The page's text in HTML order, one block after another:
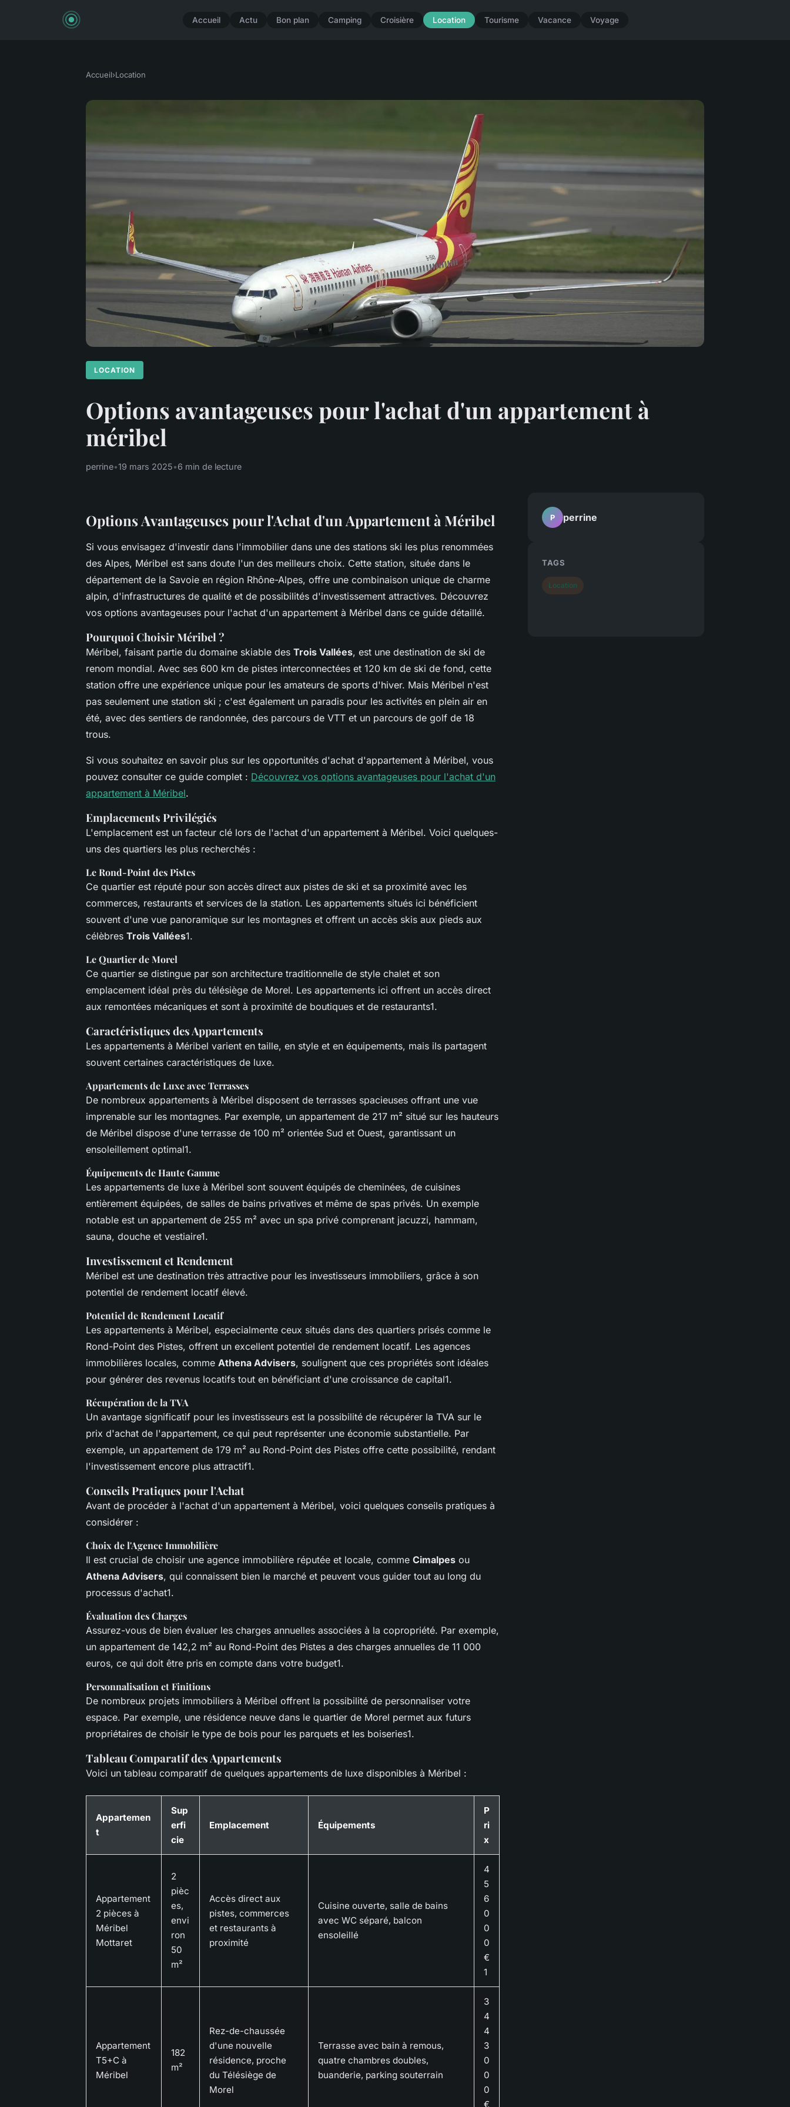
Accueil Actu Bon plan Camping Croisière Location Tourisme Vacance Voyage
Accueil›Location
LOCATION
Options avantageuses pour l'achat d'un appartement à
méribel
perrine•19 mars 2025•6 min de lecture
Options Avantageuses pour l'Achat d'un Appartement à Méribel
Si vous envisagez d'investir dans l'immobilier dans une des stations ski les plus renommées
des Alpes, Méribel est sans doute l'un des meilleurs choix. Cette station, située dans le
département de la Savoie en région Rhône-Alpes, offre une combinaison unique de charme
alpin, d'infrastructures de qualité et de possibilités d'investissement attractives. Découvrez
vos options avantageuses pour l'achat d'un appartement à Méribel dans ce guide détaillé.
Pourquoi Choisir Méribel ?
Méribel, faisant partie du domaine skiable des Trois Vallées, est une destination de ski de
renom mondial. Avec ses 600 km de pistes interconnectées et 120 km de ski de fond, cette
station offre une expérience unique pour les amateurs de sports d'hiver. Mais Méribel n'est
pas seulement une station ski ; c'est également un paradis pour les activités en plein air en
été, avec des sentiers de randonnée, des parcours de VTT et un parcours de golf de 18
trous.
Si vous souhaitez en savoir plus sur les opportunités d'achat d'appartement à Méribel, vous
pouvez consulter ce guide complet : Découvrez vos options avantageuses pour l'achat d'un
appartement à Méribel.
Emplacements Privilégiés
L'emplacement est un facteur clé lors de l'achat d'un appartement à Méribel. Voici quelques-
uns des quartiers les plus recherchés :
Le Rond-Point des Pistes
Ce quartier est réputé pour son accès direct aux pistes de ski et sa proximité avec les
commerces, restaurants et services de la station. Les appartements situés ici bénéficient
souvent d'une vue panoramique sur les montagnes et offrent un accès skis aux pieds aux
célèbres Trois Vallées1.
Le Quartier de Morel
Ce quartier se distingue par son architecture traditionnelle de style chalet et son
emplacement idéal près du télésiège de Morel. Les appartements ici offrent un accès direct
aux remontées mécaniques et sont à proximité de boutiques et de restaurants1.
Caractéristiques des Appartements
Les appartements à Méribel varient en taille, en style et en équipements, mais ils partagent
souvent certaines caractéristiques de luxe.
Appartements de Luxe avec Terrasses
De nombreux appartements à Méribel disposent de terrasses spacieuses offrant une vue
imprenable sur les montagnes. Par exemple, un appartement de 217 m² situé sur les hauteurs
de Méribel dispose d'une terrasse de 100 m² orientée Sud et Ouest, garantissant un
ensoleillement optimal1.
Équipements de Haute Gamme
Les appartements de luxe à Méribel sont souvent équipés de cheminées, de cuisines
entièrement équipées, de salles de bains privatives et même de spas privés. Un exemple
notable est un appartement de 255 m² avec un spa privé comprenant jacuzzi, hammam,
sauna, douche et vestiaire1.
Investissement et Rendement
Méribel est une destination très attractive pour les investisseurs immobiliers, grâce à son
potentiel de rendement locatif élevé.
Potentiel de Rendement Locatif
Les appartements à Méribel, especialmente ceux situés dans des quartiers prisés comme le
Rond-Point des Pistes, offrent un excellent potentiel de rendement locatif. Les agences
immobilières locales, comme Athena Advisers, soulignent que ces propriétés sont idéales
pour générer des revenus locatifs tout en bénéficiant d'une croissance de capital1.
Récupération de la TVA
Un avantage significatif pour les investisseurs est la possibilité de récupérer la TVA sur le
prix d'achat de l'appartement, ce qui peut représenter une économie substantielle. Par
exemple, un appartement de 179 m² au Rond-Point des Pistes offre cette possibilité, rendant
l'investissement encore plus attractif1.
Conseils Pratiques pour l'Achat
Avant de procéder à l'achat d'un appartement à Méribel, voici quelques conseils pratiques à
considérer :
Choix de l'Agence Immobilière
Il est crucial de choisir une agence immobilière réputée et locale, comme Cimalpes ou
Athena Advisers, qui connaissent bien le marché et peuvent vous guider tout au long du
processus d'achat1.
Évaluation des Charges
Assurez-vous de bien évaluer les charges annuelles associées à la copropriété. Par exemple,
un appartement de 142,2 m² au Rond-Point des Pistes a des charges annuelles de 11 000
euros, ce qui doit être pris en compte dans votre budget1.
Personnalisation et Finitions
De nombreux projets immobiliers à Méribel offrent la possibilité de personnaliser votre
espace. Par exemple, une résidence neuve dans le quartier de Morel permet aux futurs
propriétaires de choisir le type de bois pour les parquets et les boiseries1.
Tableau Comparatif des Appartements
Voici un tableau comparatif de quelques appartements de luxe disponibles à Méribel :
Appartemen
t
Sup
erfi
cie
Emplacement Équipements
P
ri
x
Appartement
2 pièces à
Méribel
Mottaret
2
pièc
es,
envi
ron
50
m²
Accès direct aux
pistes, commerces
et restaurants à
proximité
Cuisine ouverte, salle de bains
avec WC séparé, balcon
ensoleillé
4
5
6
0
0
0
€
1
Appartement
T5+C à
Méribel
182
m²
Rez-de-chaussée
d'une nouvelle
résidence, proche
du Télésiège de
Morel
Terrasse avec bain à remous,
quatre chambres doubles,
buanderie, parking souterrain
3
4
4
3
0
0
0
€
P perrine
TAGS
Location